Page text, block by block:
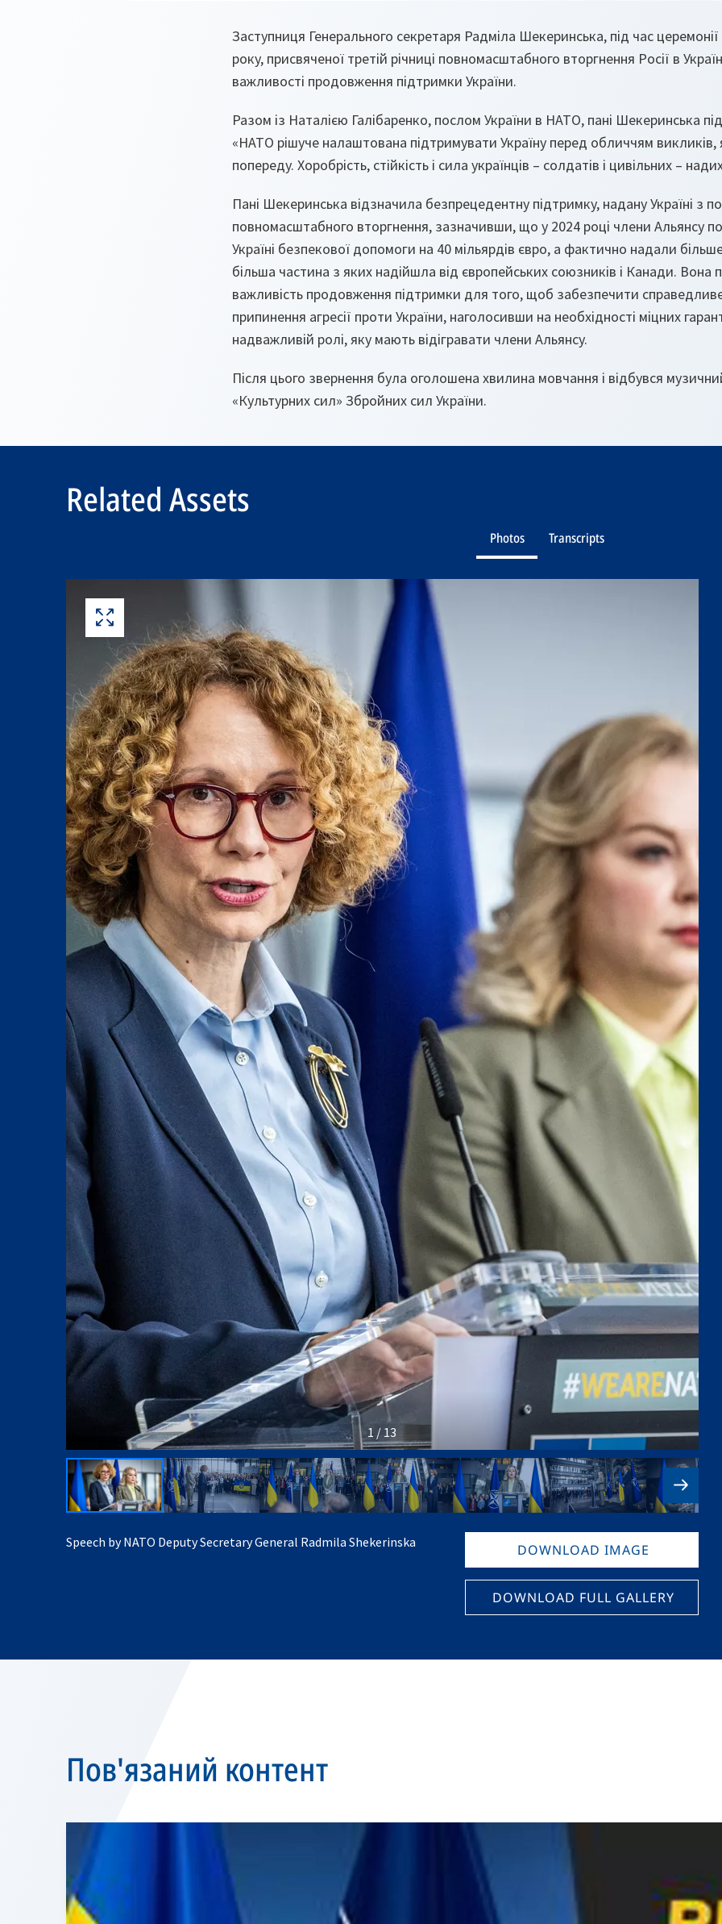
Заступниця Генерального секретаря Радміла Шекеринська, під час
року, присвяченої третій річниці повномасштабного вторгнення Росії в
важливості продовження підтримки України.
Разом із Наталією Галібаренко, послом України в НАТО, пані Шекеринська
«НАТО рішуче налаштована підтримувати Україну перед обличчям викликів,
попереду. Хоробрість, стійкість і сила українців – солдатів і цивільних –
Пані Шекеринська відзначила безпрецедентну підтримку, надану Україні з
повномасштабного вторгнення, зазначивши, що у 2024 році члени Альянсу
Україні безпекової допомоги на 40 мільярдів євро, а фактично надали
більша частина з яких надійшла від європейських союзників і Канади. Вона
важливість продовження підтримки для того, щоб забезпечити
припинення агресії проти України, наголосивши на необхідності міцних
надважливій ролі, яку мають відігравати члени Альянсу.
Після цього звернення була оголошена хвилина мовчання і відбувся
«Культурних сил» Збройних сил України.
Related Assets
Photos Transcripts
1 / 13
Speech by NATO Deputy Secretary General Radmila Shekerinska DOWNLOAD IMAGE
DOWNLOAD FULL GALLERY
Пов'язаний контент